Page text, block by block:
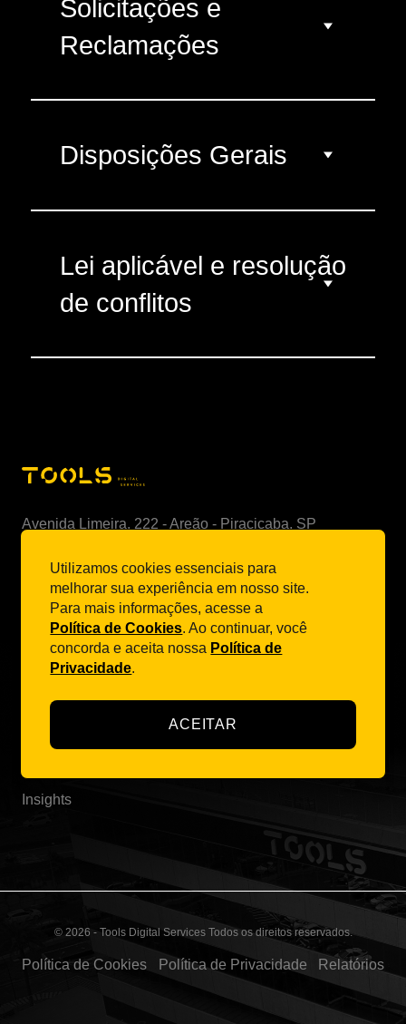
Solicitações e
Reclamações
Disposições Gerais
Lei aplicável e resolução
de conflitos
Avenida Limeira, 222 - Areão - Piracicaba, SP
E-mail:site@toolsds.com
TOOLS Digital Services
Propósito
Carreira
Insights
© 2026 - Tools Digital Services Todos os direitos reservados.
Política de Cookies Política de Privacidade Relatórios
Utilizamos cookies essenciais para
melhorar sua experiência em nosso site.
Para mais informações, acesse a
Política de Cookies. Ao continuar, você
concorda e aceita nossa Política de
Privacidade.
ACEITAR